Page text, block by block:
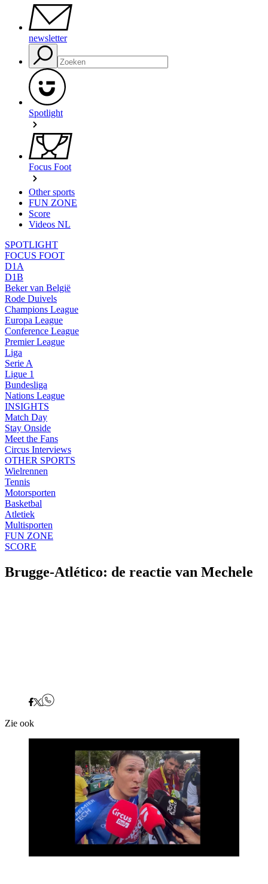
newsletter
Spotlight
Focus Foot
Other sports
FUN ZONE
Score
Videos NL
SPOTLIGHT
FOCUS FOOT
D1A
D1B
Beker van België
Rode Duivels
Champions League
Europa League
Conference League
Premier League
Liga
Serie A
Ligue 1
Bundesliga
Nations League
INSIGHTS
Match Day
Stay Onside
Meet the Fans
Circus Interviews
OTHER SPORTS
Wielrennen
Tennis
Motorsporten
Basketbal
Atletiek
Multisporten
FUN ZONE
SCORE
Brugge-Atlético: de reactie van Mechele
Zie ook